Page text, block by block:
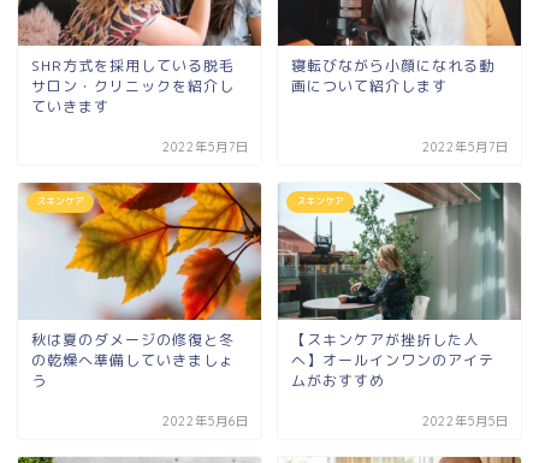
SHR方式を採用している脱毛
サロン・クリニックを紹介し
ていきます
2022年5月7日
寝転びながら小顔になれる動
画について紹介します
2022年5月7日
スキンケア
秋は夏のダメージの修復と冬
の乾燥へ準備していきましょ
う
2022年5月6日
スキンケア
【スキンケアが挫折した人
へ】オールインワンのアイテ
ムがおすすめ
2022年5月5日